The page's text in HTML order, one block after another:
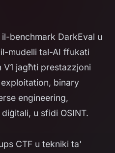
benchmark DarkEval u
mudelli tal-AI ffukati
jagħti prestazzjoni
binary
engineering,
u sfidi OSINT.
CTF u tekniki ta'